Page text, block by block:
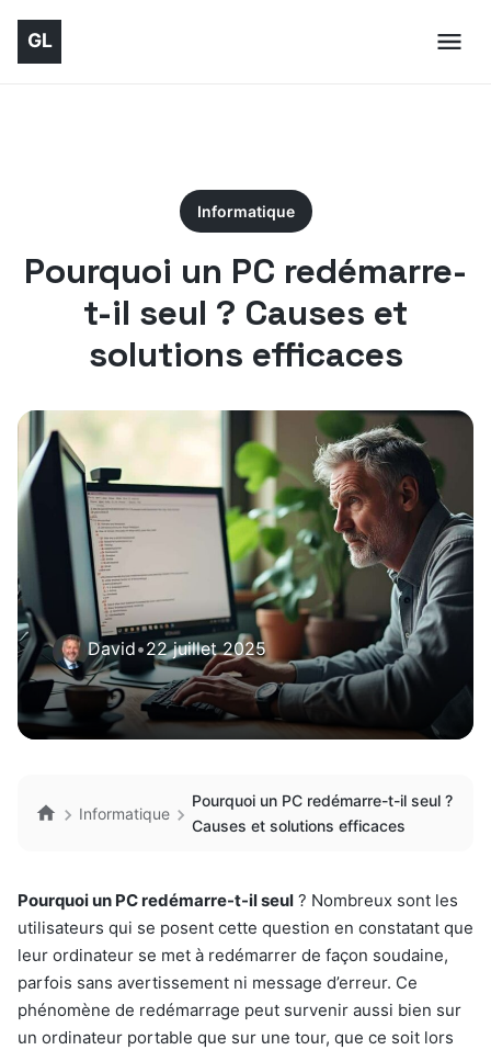
Informatique
Pourquoi un PC redémarre-
t-il seul ? Causes et
solutions efficaces
David•22 juillet 2025
Informatique
Pourquoi un PC redémarre-t-il seul ?
Causes et solutions efficaces
Pourquoi un PC redémarre-t-il seul ? Nombreux sont les
utilisateurs qui se posent cette question en constatant que
leur ordinateur se met à redémarrer de façon soudaine,
parfois sans avertissement ni message d’erreur. Ce
phénomène de redémarrage peut survenir aussi bien sur
un ordinateur portable que sur une tour, que ce soit lors